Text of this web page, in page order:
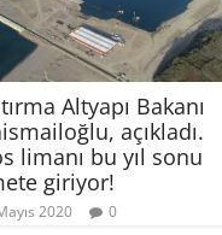
Altyapı Bakanı
açıkladı.
limanı bu yıl sonu
giriyor!
2020 0